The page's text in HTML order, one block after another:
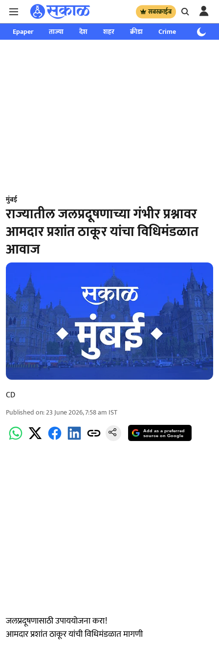
सबस्क्राईब
Epaper ताज्या देश शहर क्रीडा Crime साप्ताहिक
मुंबई
राज्यातील जलप्रदूषणाच्या गंभीर प्रश्नावर
आमदार प्रशांत ठाकूर यांचा विधिमंडळात
आवाज
CD
Published on:23 June 2026, 7:58 am IST
Add as a preferred
source on Google
जलप्रदूषणासाठी उपाययोजना करा!
आमदार प्रशांत ठाकूर यांची विधिमंडळात मागणी